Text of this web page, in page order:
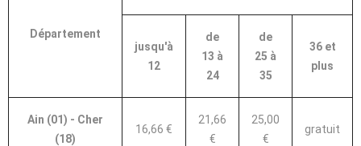
Département
jusqu'à
12
de
13 à
24
de
25 à
35
36 et
plus
Ain (01) - Cher
(18)
16,66 €
21,66
€
25,00
€
gratuit